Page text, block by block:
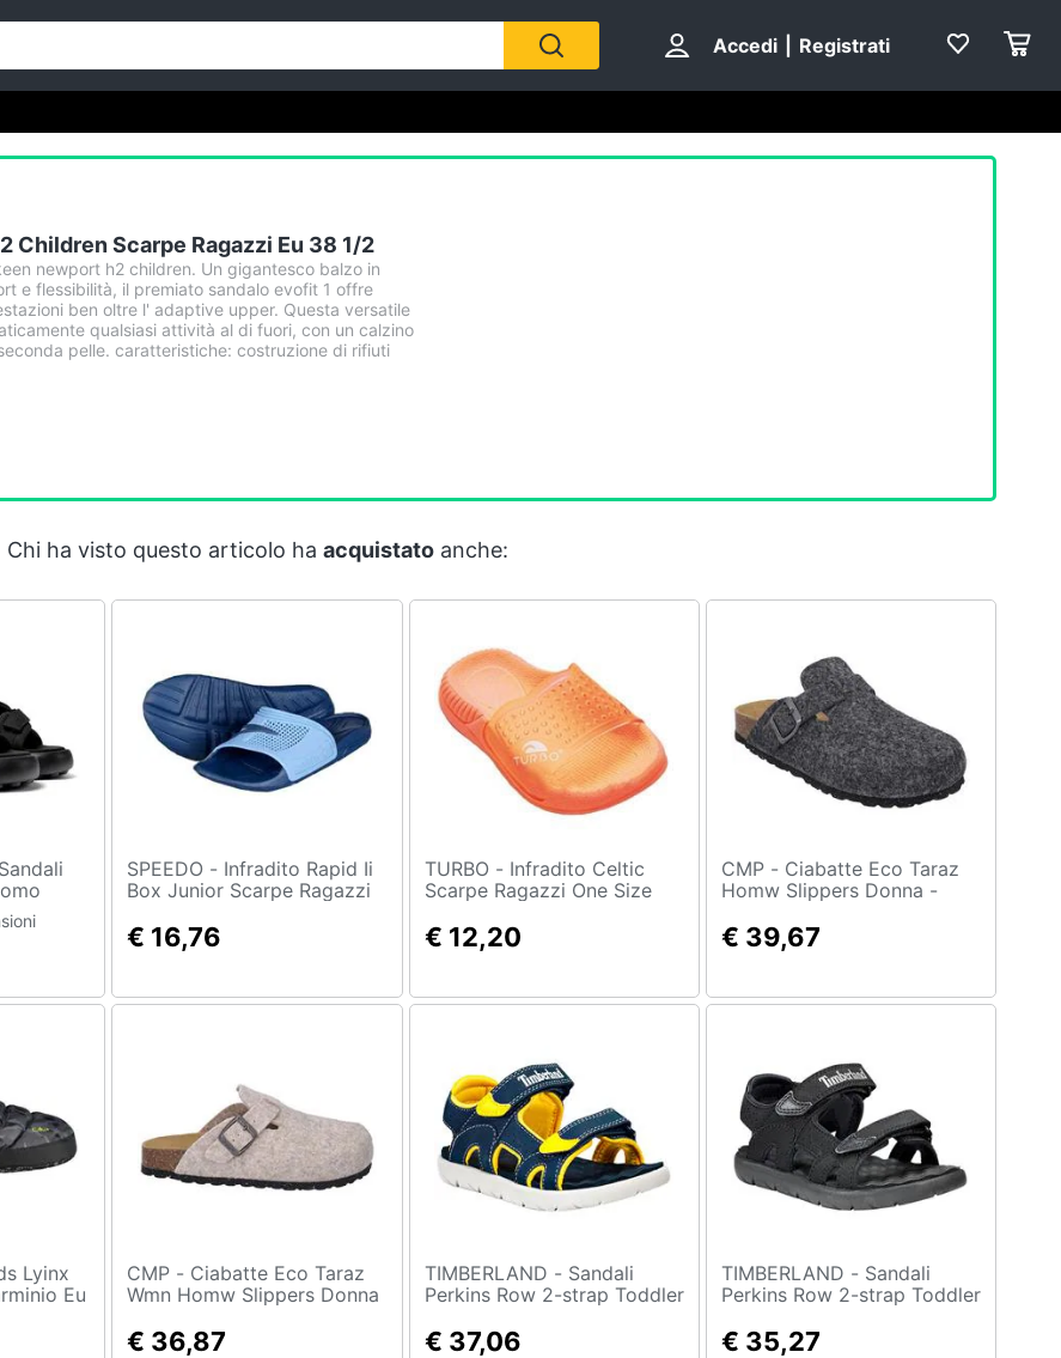
Accedi Registrati
Children Scarpe Ragazzi Eu 38 1/2
newport h2 children. Un gigantesco balzo in
e flessibilità, il premiato sandalo evofit 1 offre
ben oltre l' adaptive upper. Questa versatile
qualsiasi attività al di fuori, con un calzino
pelle. caratteristiche: costruzione di rifiuti
Chi ha visto questo articolo ha acquistatoanche:
001
SPEEDO - Infradito Rapid Ii
Box Junior Scarpe Ragazzi
€ 16,76
TURBO - Infradito Celtic
Scarpe Ragazzi One Size
€ 12,20
CMP - Ciabatte Eco Taraz
Homw Slippers Donna -
€ 39,67
Eu
CMP - Ciabatte Eco Taraz
Wmn Homw Slippers Donna
€ 36,87
TIMBERLAND - Sandali
Perkins Row 2-strap Toddler
€ 37,06
TIMBERLAND - Sandali
Perkins Row 2-strap Toddler
€ 35,27